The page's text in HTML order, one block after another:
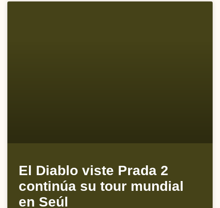
El Diablo viste Prada 2
continúa su tour mundial
en Seúl